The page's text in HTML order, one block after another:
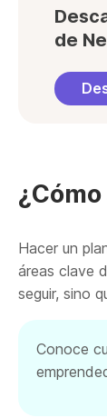
de
Hacer un
áreas clave
seguir, sino
Conoce